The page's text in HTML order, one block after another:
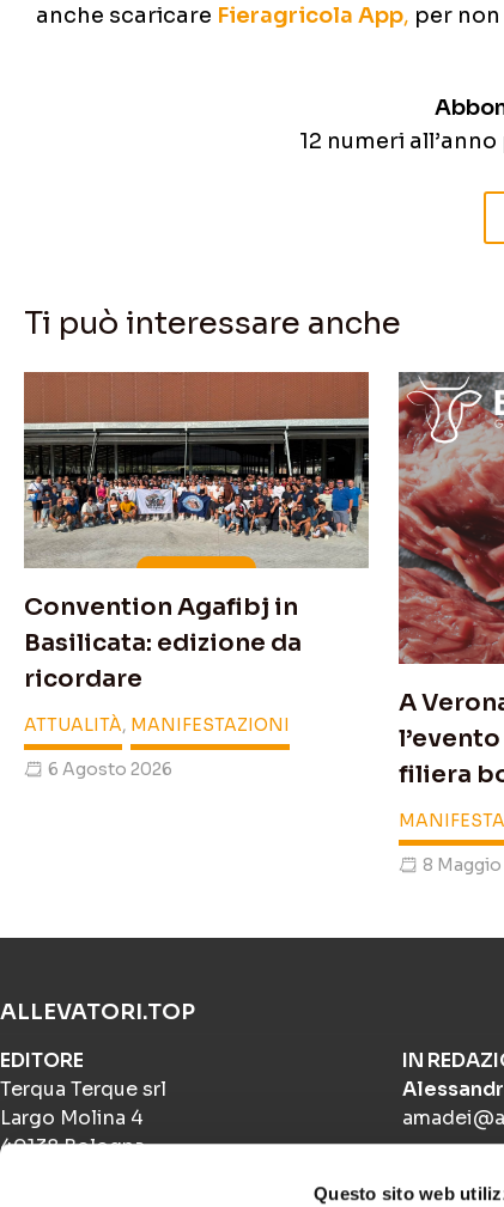
Questo sito web
anche scaricare Fieragricola App, per
12 numeri
Ti può interessare anche
Convention Agafibj in
Basilicata: edizione da
ricordare
ATTUALITÀ, MANIFESTAZIONI
6 Agosto 2026
A
filiera
8 Maggio
ALLEVATORI.TOP
EDITORE
Terqua Terque srl
Largo Molina 4
40138 Bologna
IN